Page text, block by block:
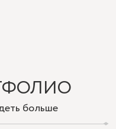
больше